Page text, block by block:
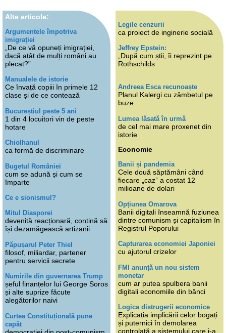
Alte articole:
Argumentele împotriva
imigrației
„De ce vă opuneți imigrației,
dacă atât de mulți români au
plecat?”
Manualele de istorie
Ce învață copiii în primele 12
clase și de ce contează
Bucureștiul peste 5 ani
1 din 4 locuitori vin de peste
hotare
Chiolhanul
ca formă de discriminare
Bugetul României
cum se adună și cum se
împarte
Ce e sionismul?
Mitul Diasporei
devenită reacționară, contină să
își dezamăgească artizanii
Păpușarul Peter Thiel
filosof, miliardar, partener
pentru servicii secrete
Numirile din guvernarea Trump
șeful finanțelor lui George Soros
și alte suprize făcute
alegătorilor naivi
Curtea Constituțională pune
capăt
Legile cenzurii
ca proiect de inginerie socială
Jeffrey Epstein:
„După cum știi, îi reprezint pe
Rothschilds
Andreea Esca recunoaște
Planul Kalergi cu zâmbetul pe
buze
Lumea lăsată în urmă
de cel mai mare proxenet din
istorie
Economie
Banii și pandemia
Cele două săptămâni când
fiecare „caz” a costat 12
milioane de dolari
Opțiunea Omarova
Banii digitali înseamnă fuziunea
dintre comunism și capitalism în
Registrul Poporului
Capturarea economiei Japoniei
cu ajutorul crizelor
FMI anunță un nou sistem
monetar
cum ar putea spulbera banii
digitali economiile din bănci
Logica distrugerii economice
Explicația implicării celor bogați
și puternici în demolarea
controlată a sistemului care i-a